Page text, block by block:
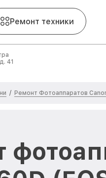
Ремонт техники
41
/ Ремонт Фотоаппаратов